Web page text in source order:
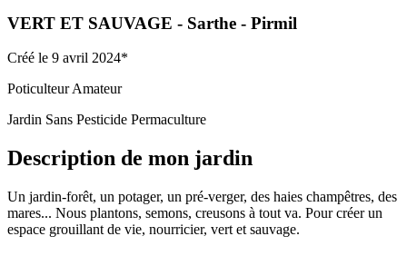
VERT ET SAUVAGE - Sarthe - Pirmil
Créé le 9 avril 2024*
Poticulteur Amateur
Jardin Sans Pesticide Permaculture
Description de mon jardin
Un jardin-forêt, un potager, un pré-verger, des haies champêtres, des
mares... Nous plantons, semons, creusons à tout va. Pour créer un
espace grouillant de vie, nourricier, vert et sauvage.